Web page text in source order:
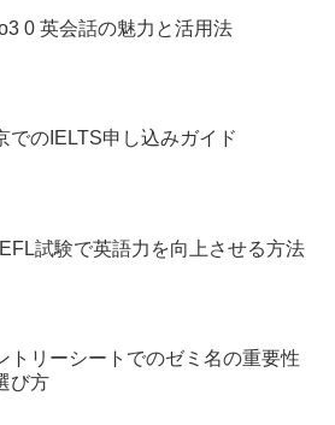
0 英会話の魅力と活用法
でのIELTS申し込みガイド
試験で英語力を向上させる方法
トリーシートでのゼミ名の重要性
び方